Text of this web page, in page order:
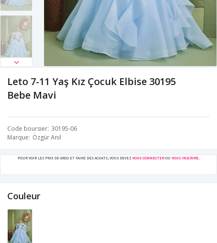
Leto 7-11 Yaş Kız Çocuk Elbise 30195
Bebe Mavi
Code boursier 30195-06
Marque Özgür Anıl
POUR VOIR LES PRIX DE GROS ET FAIRE DES ACHATS, VOUS DEVEZ VOUS CONNECTEROU VOUS INSCRIRE
Couleur